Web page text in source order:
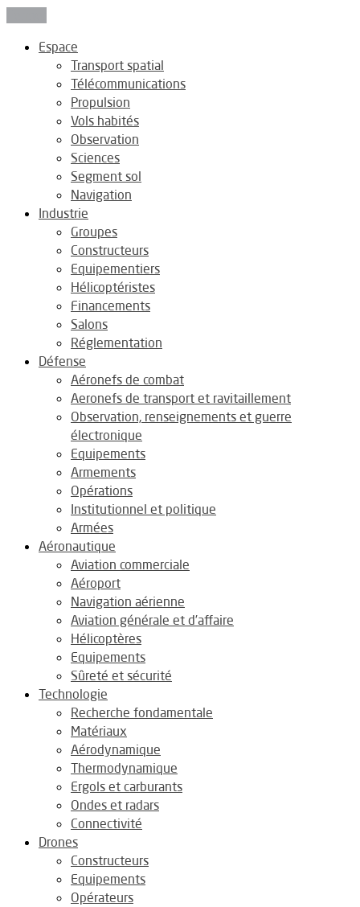
Espace
Transport spatial
Télécommunications
Propulsion
Vols habités
Observation
Sciences
Segment sol
Navigation
Industrie
Groupes
Constructeurs
Equipementiers
Hélicoptéristes
Financements
Salons
Réglementation
Défense
Aéronefs de combat
Aeronefs de transport et ravitaillement
Observation, renseignements et guerre
électronique
Equipements
Armements
Opérations
Institutionnel et politique
Armées
Aéronautique
Aviation commerciale
Aéroport
Navigation aérienne
Aviation générale et d’affaire
Hélicoptères
Equipements
Sûreté et sécurité
Technologie
Recherche fondamentale
Matériaux
Aérodynamique
Thermodynamique
Ergols et carburants
Ondes et radars
Connectivité
Drones
Constructeurs
Equipements
Opérateurs